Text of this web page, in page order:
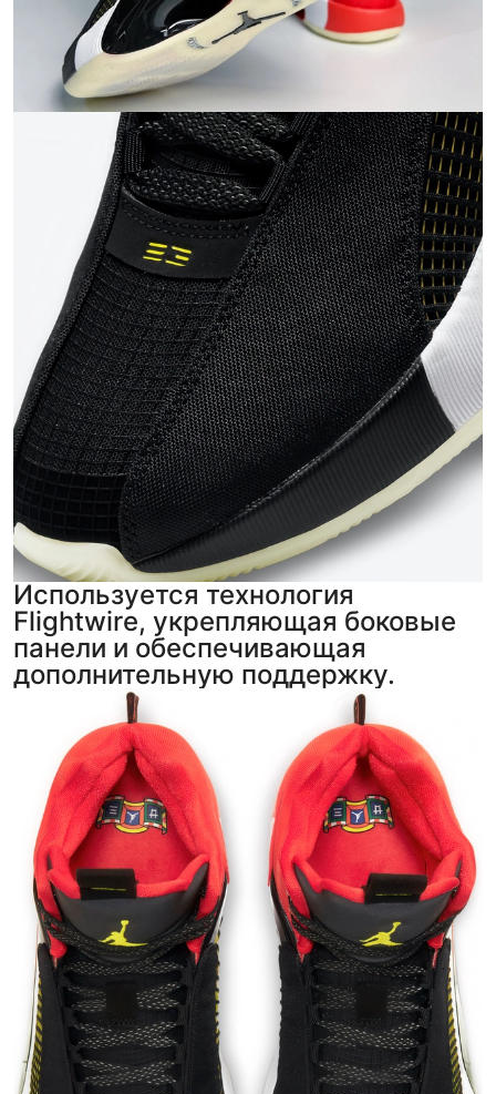
Используется технология
Flightwire, укрепляющая боковые
панели и обеспечивающая
дополнительную поддержку.